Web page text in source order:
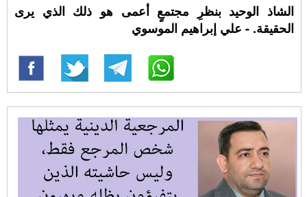
الشاذ الوحيد بنظرِ مجتمعٍ أعمى هو ذلك الذي يرى
الحقيقة. - علي إبراهيم الموسوي